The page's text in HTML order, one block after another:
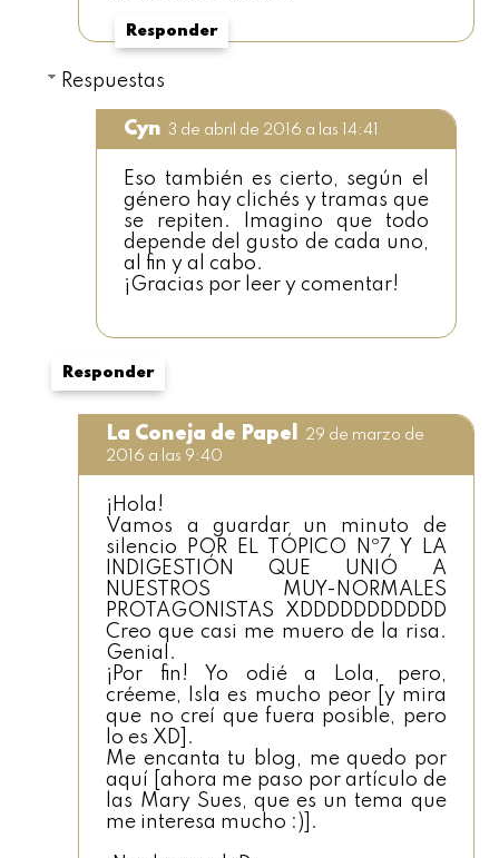
Responder
Respuestas
Cyn 3 de abril de 2016 a las 14:41
Eso también es cierto, según el
género hay clichés y tramas que
se repiten. Imagino que todo
depende del gusto de cada uno,
al fin y al cabo.
¡Gracias por leer y comentar!
Responder
La Coneja de Papel
29 de marzo de
2016 a las 9:40
¡Hola!
Vamos a guardar un minuto de
silencio POR EL TÓPICO Nº7 Y LA
INDIGESTIÓN QUE UNIÓ A
NUESTROS MUY-NORMALES
PROTAGONISTAS XDDDDDDDDDDD
Creo que casi me muero de la risa.
Genial.
¡Por fin! Yo odié a Lola, pero,
créeme, Isla es mucho peor [y mira
que no creí que fuera posible, pero
lo es XD].
Me encanta tu blog, me quedo por
aquí [ahora me paso por artículo de
las Mary Sues, que es un tema que
me interesa mucho :)].